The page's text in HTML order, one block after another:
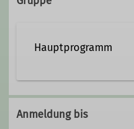
Hauptprogramm
Anmeldung bis